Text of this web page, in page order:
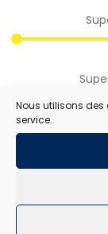
Nous utilisons des
service.